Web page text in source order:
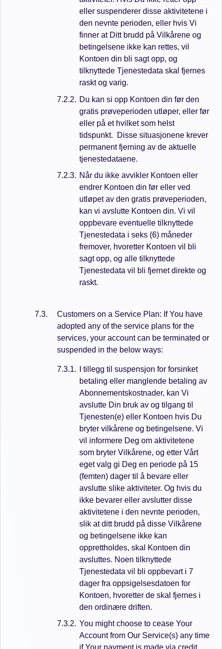
eller suspenderer disse aktivitetene i
den nevnte perioden, eller hvis Vi
finner at Ditt brudd på Vilkårene og
betingelsene ikke kan rettes, vil
Kontoen din bli sagt opp, og
tilknyttede Tjenestedata skal fjernes
raskt og varig.
Du kan si opp Kontoen din før den
gratis prøveperioden utløper, eller før
eller på et hvilket som helst
tidspunkt. Disse situasjonene krever
permanent fjerning av de aktuelle
tjenestedataene.
Når du ikke avvikler Kontoen eller
endrer Kontoen din før eller ved
utløpet av den gratis prøveperioden,
kan vi avslutte Kontoen din. Vi vil
oppbevare eventuelle tilknyttede
Tjenestedata i seks (6) måneder
fremover, hvoretter Kontoen vil bli
sagt opp, og alle tilknyttede
Tjenestedata vil bli fjernet direkte og
raskt.
Customers on a Service Plan: If You have
adopted any of the service plans for the
services, your account can be terminated or
suspended in the below ways:
I tillegg til suspensjon for forsinket
betaling eller manglende betaling av
Abonnementskostnader, kan Vi
avslutte Din bruk av og tilgang til
Tjenesten(e) eller Kontoen hvis Du
bryter vilkårene og betingelsene. Vi
vil informere Deg om aktivitetene
som bryter Vilkårene, og etter Vårt
eget valg gi Deg en periode på 15
(femten) dager til å bevare eller
avslutte slike aktiviteter. Og hvis du
ikke bevarer eller avslutter disse
aktivitetene i den nevnte perioden,
slik at ditt brudd på disse Vilkårene
og betingelsene ikke kan
opprettholdes, skal Kontoen din
avsluttes. Noen tilknyttede
Tjenestedata vil bli oppbevart i 7
dager fra oppsigelsesdatoen for
Kontoen, hvoretter de skal fjernes i
den ordinære driften.
You might choose to cease Your
Account from Our Service(s) any time